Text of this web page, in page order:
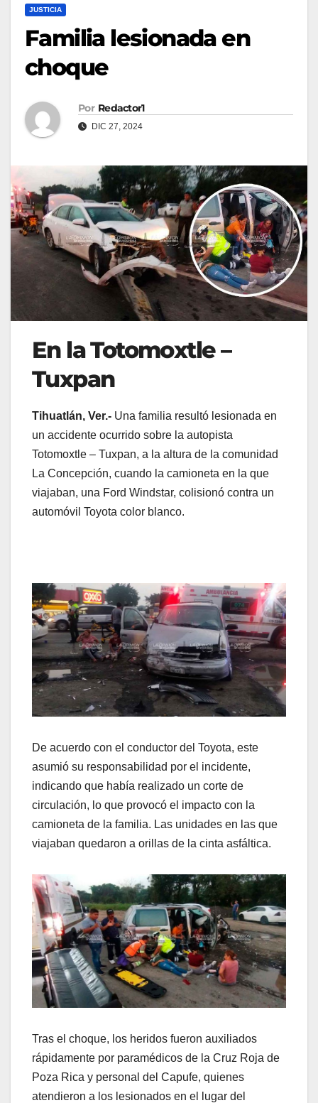
JUSTICIA
Familia lesionada en
choque
Por Redactor1
DIC 27, 2024
En la Totomoxtle –
Tuxpan
Tihuatlán, Ver.- Una familia resultó lesionada en
un accidente ocurrido sobre la autopista
Totomoxtle – Tuxpan, a la altura de la comunidad
La Concepción, cuando la camioneta en la que
viajaban, una Ford Windstar, colisionó contra un
automóvil Toyota color blanco.
De acuerdo con el conductor del Toyota, este
asumió su responsabilidad por el incidente,
indicando que había realizado un corte de
circulación, lo que provocó el impacto con la
camioneta de la familia. Las unidades en las que
viajaban quedaron a orillas de la cinta asfáltica.
Tras el choque, los heridos fueron auxiliados
rápidamente por paramédicos de la Cruz Roja de
Poza Rica y personal del Capufe, quienes
atendieron a los lesionados en el lugar del